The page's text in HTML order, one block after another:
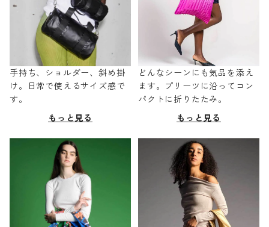
手持ち、ショルダー、斜め掛
け。日常で使えるサイズ感で
す。
もっと見る
どんなシーンにも気品を添え
ます。プリーツに沿ってコン
パクトに折りたたみ。
もっと見る